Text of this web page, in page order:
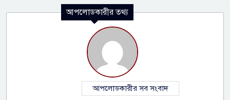
আপলোডকারীর তথ্য
আপলোডকারীর সব সংবাদ